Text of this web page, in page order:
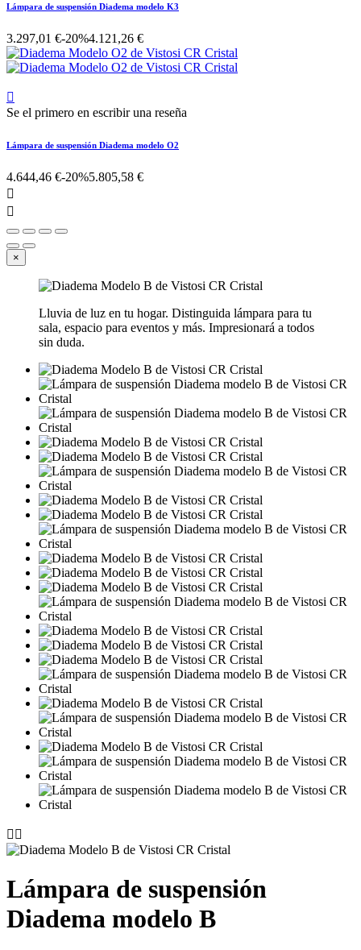
Lámpara de suspensión Diadema modelo K3
3.297,01 €-20%4.121,26 €

Se el primero en escribir una reseña
Lámpara de suspensión Diadema modelo O2
4.644,46 €-20%5.805,58 €


×
Lluvia de luz en tu hogar. Distinguida lámpara para tu
sala, espacio para eventos y más. Impresionará a todos
sin duda.
 
Lámpara de suspensión
Diadema modelo B